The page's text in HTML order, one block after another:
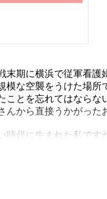
末期に横浜で従軍看護
模な空襲をうけた場所
ことを忘れてはならな
んから直接うかがった
時代に生まれた私です